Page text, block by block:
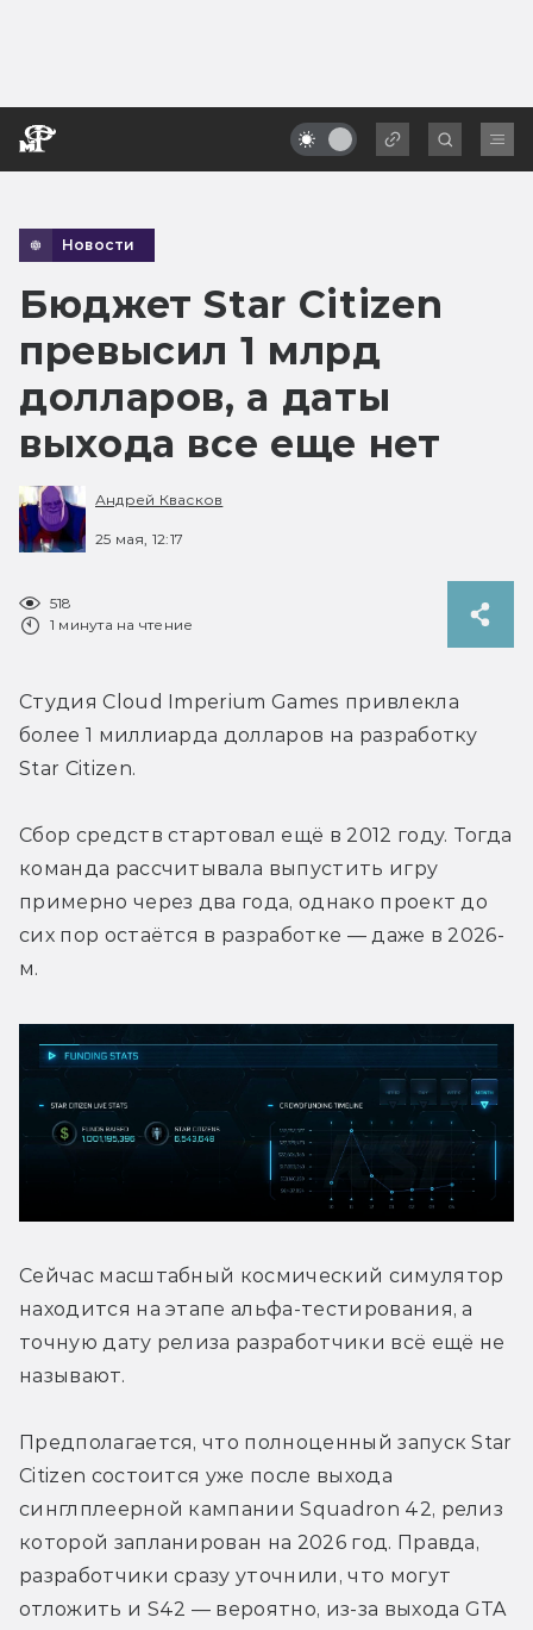
Новости
Бюджет Star Citizen
превысил 1 млрд
долларов, а даты
выхода все еще нет
Андрей Квасков
25 мая, 12:17
518
1 минута на чтение
Студия Cloud Imperium Games привлекла
более 1 миллиарда долларов на разработку
Star Citizen.
Сбор средств стартовал ещё в 2012 году. Тогда
команда рассчитывала выпустить игру
примерно через два года, однако проект до
сих пор остаётся в разработке — даже в 2026-
м.
Сейчас масштабный космический симулятор
находится на этапе альфа-тестирования, а
точную дату релиза разработчики всё ещё не
называют.
Предполагается, что полноценный запуск Star
Citizen состоится уже после выхода
синглплеерной кампании Squadron 42, релиз
которой запланирован на 2026 год. Правда,
разработчики сразу уточнили, что могут
отложить и S42 — вероятно, из-за выхода GTA